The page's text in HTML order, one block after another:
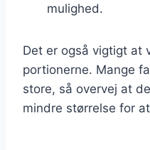
mulighed.
Det er også vigtigt
portionerne. Mange
store, så overvej at
mindre størrelse for